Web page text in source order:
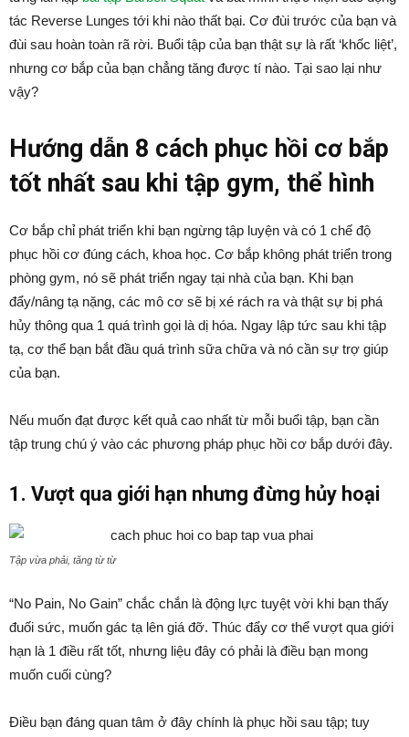
tác Reverse Lunges tới khi nào thất bại. Cơ đùi trước của bạn và
đùi sau hoàn toàn rã rời. Buổi tập của bạn thật sự là rất ‘khốc liệt’,
nhưng cơ bắp của bạn chẳng tăng được tí nào. Tại sao lại như
vậy?
Hướng dẫn 8 cách phục hồi cơ bắp
tốt nhất sau khi tập gym, thể hình
Cơ bắp chỉ phát triển khi bạn ngừng tập luyện và có 1 chế độ
phục hồi cơ đúng cách, khoa học. Cơ bắp không phát triển trong
phòng gym, nó sẽ phát triển ngay tại nhà của bạn. Khi bạn
đẩy/nâng tạ nặng, các mô cơ sẽ bị xé rách ra và thật sự bị phá
hủy thông qua 1 quá trình gọi là dị hóa. Ngay lập tức sau khi tập
tạ, cơ thể bạn bắt đầu quá trình sữa chữa và nó cần sự trợ giúp
của bạn.
Nếu muốn đạt được kết quả cao nhất từ mỗi buổi tập, bạn cần
tập trung chú ý vào các phương pháp phục hồi cơ bắp dưới đây.
1. Vượt qua giới hạn nhưng đừng hủy hoại
Tập vừa phải, tăng từ từ
“No Pain, No Gain” chắc chắn là động lực tuyệt vời khi bạn thấy
đuối sức, muốn gác tạ lên giá đỡ. Thúc đẩy cơ thể vượt qua giới
hạn là 1 điều rất tốt, nhưng liệu đây có phải là điều bạn mong
muốn cuối cùng?
Điều bạn đáng quan tâm ở đây chính là phục hồi sau tập; tuy